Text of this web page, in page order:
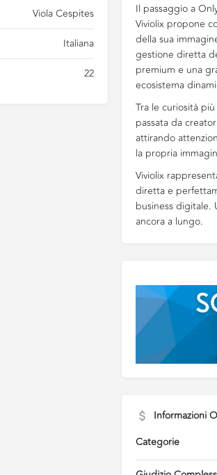
Viola Cespites
Italiana
22
Il passaggio a
Viviolix propone
della sua
gestione diretta
premium e una
ecosistema
Tra le curiosità
passata da
attirando
la propria
Viviolix
diretta e
business digitale.
ancora a lungo.
Informazioni
Categorie